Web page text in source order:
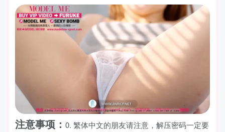
注意事项： 0. 繁体中文的朋友请注意，解压密码一定要